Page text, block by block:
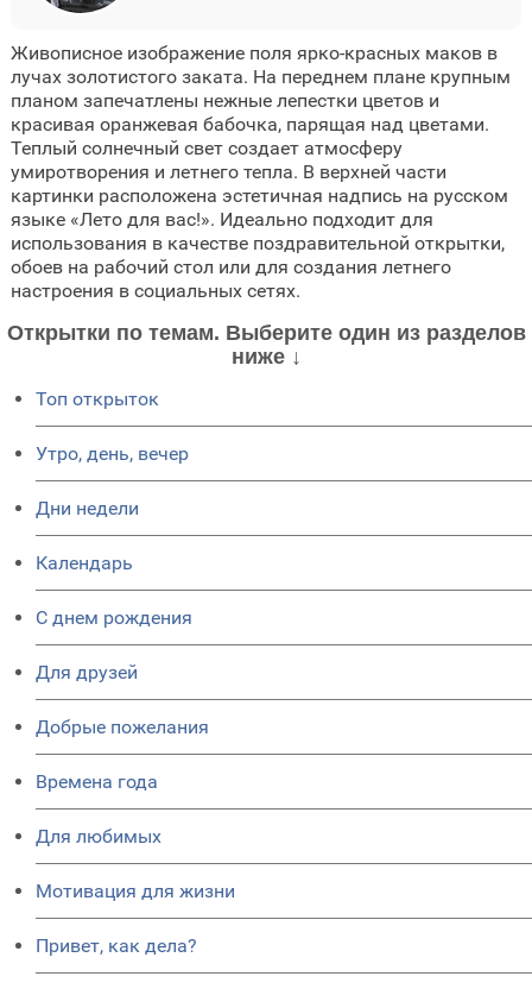
Живописное изображение поля ярко-красных маков в
лучах золотистого заката. На переднем плане крупным
планом запечатлены нежные лепестки цветов и
красивая оранжевая бабочка, парящая над цветами.
Теплый солнечный свет создает атмосферу
умиротворения и летнего тепла. В верхней части
картинки расположена эстетичная надпись на русском
языке «Лето для вас!». Идеально подходит для
использования в качестве поздравительной открытки,
обоев на рабочий стол или для создания летнего
настроения в социальных сетях.
Открытки по темам. Выберите один из разделов
ниже ↓
Топ открыток
Утро, день, вечер
Дни недели
Календарь
C днем рождения
Для друзей
Добрые пожелания
Времена года
Для любимых
Мотивация для жизни
Привет, как дела?